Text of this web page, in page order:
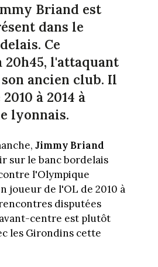
Briand est
dans le
Ce
20h45, l'attaquant
ancien club. Il
à 2014 à
lyonnais.
Jimmy Briand
sur le banc bordelais
l'Olympique
joueur de l'OL de 2010 à
disputées
centre est plutôt
les Girondins cette